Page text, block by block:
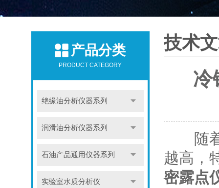
产品分类
PRODUCT CATEGORY
绝缘油分析仪器系列
润滑油分析仪器系列
石油产品通用仪器系列
实验室水质分析仪
技术
冷
随着
越高，
密露点